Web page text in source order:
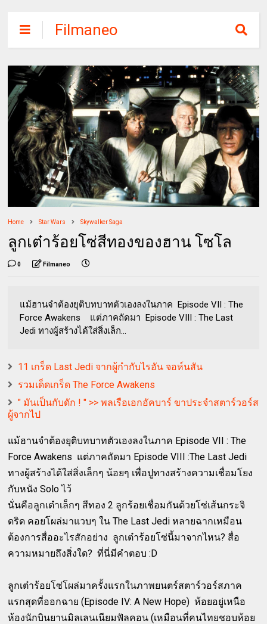
Filmaneo
Home Star Wars Skywalker Saga
ลูกเต๋าร้อยโซ่สีทองของฮาน โซโล
0 Filmaneo
แม้ฮานจำต้องยุติบทบาทตัวเองลงในภาค Episode VII : The
Force Awakens แต่ภาคถัดมา Episode VIII : The Last
Jedi ทางผู้สร้างได้ใส่สิ่งเล็ก...
11 เกร็ด Last Jedi จากผู้กำกับไรอัน จอห์นสัน
รวมเด็ดเกร็ด The Force Awakens
" มันเป็นกับดัก ! " >> พลเรือเอกอัคบาร์ ขาประจำสตาร์วอร์ส
ผู้จากไป
แม้ฮานจำต้องยุติบทบาทตัวเองลงในภาค Episode VII : The
Force Awakens แต่ภาคถัดมา Episode VIII :The Last Jedi
ทางผู้สร้างได้ใส่สิ่งเล็กๆ น้อยๆ เพื่อปูทางสร้างความเชื่อมโยง
กับหนัง Solo ไว้
นั่นคือลูกเต๋าเล็กๆ สีทอง 2 ลูกร้อยเชื่อมกันด้วยโซ่เส้นกระจิ
ดริด คอยโผล่มาแวบๆ ในThe Last Jedi หลายฉากเหมือน
ต้องการสื่ออะไรสักอย่าง ลูกเต๋าร้อยโซ่นี้มาจากไหน? สื่อ
ความหมายถึงสิ่งใด? ที่นี่มีคำตอบ :D
ลูกเต๋าร้อยโซ่โผล่มาครั้งแรกในภาพยนตร์สตาร์วอร์สภาค
แรกสุดที่ออกฉาย (Episode IV: A New Hope) ห้อยอยู่เหนือ
ห้องนักบินยานมิลเลนเนียมฟัลคอน (เหมือนที่คนไทยชอบห้อย